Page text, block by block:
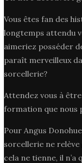
Vous êtes fan des
longtemps attendu
aimeriez posséder
paraît merveilleux
sorcellerie?
Attendez vous à
formation que nous
Pour Angus
sorcellerie ne relève
cela ne tienne, il n’a